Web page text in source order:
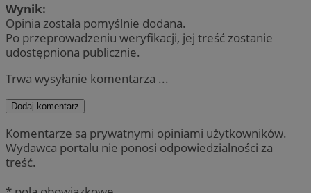
Wynik:
Opinia została pomyślnie dodana.
Po przeprowadzeniu weryfikacji, jej treść zostanie
udostępniona publicznie.
Trwa wysyłanie komentarza ...
Dodaj komentarz
Komentarze są prywatnymi opiniami użytkowników.
Wydawca portalu nie ponosi odpowiedzialności za
treść.